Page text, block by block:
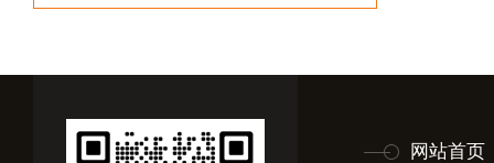
网站首页